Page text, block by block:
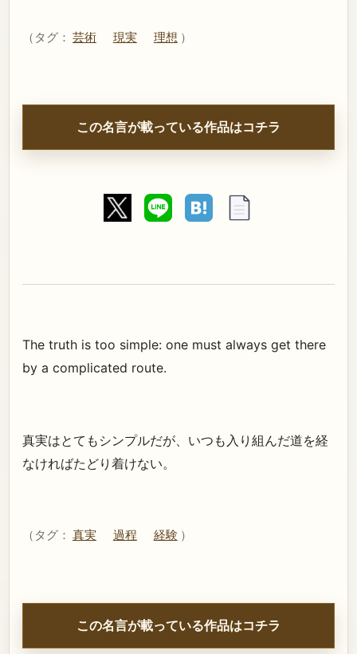
（タグ： 芸術 現実 理想 ）
この名言が載っている作品はコチラ
The truth is too simple: one must always get there
by a complicated route.
真実はとてもシンプルだが、いつも入り組んだ道を経
なければたどり着けない。
（タグ： 真実 過程 経験 ）
この名言が載っている作品はコチラ